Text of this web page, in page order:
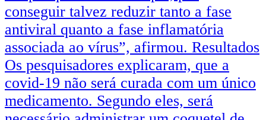
conseguir talvez reduzir tanto a fase
antiviral quanto a fase inflamatória
associada ao vírus”, afirmou. Resultados
Os pesquisadores explicaram, que a
covid-19 não será curada com um único
medicamento. Segundo eles, será